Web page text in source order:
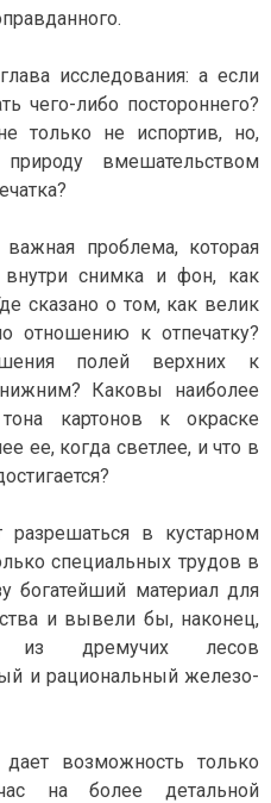
исследования: а если
чего-либо постороннего?
только не испортив, но,
вмешательством
проблема, которая
снимка и фон, как
сказано о том, как велик
отношению к отпечатку?
полей верхних к
Каковы наиболее
картонов к окраске
ее, когда светлее, и что в
в кустарном
специальных трудов в
богатейший материал для
и вывели бы, наконец,
из дремучих лесов
и рациональный железо-
возможность только
на более детальной